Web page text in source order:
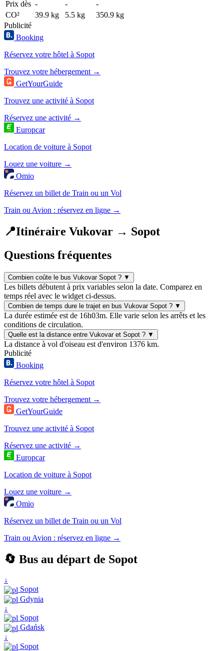
Prix dès - -
-
CO²
39.9 kg 5.5 kg
350.9 kg
Publicité
Booking
Réservez votre hôtel à Sopot
Trouvez votre hébergement →
GetYourGuide
Trouvez une activité à Sopot
Réservez une activité →
Europcar
Location de voiture à Sopot
Louez une voiture →
Omio
Réservez un billet de Train ou un Vol
Train ou Avion : réservez en ligne →
📍Itinéraire Vukovar → Sopot
Questions fréquentes
Combien coûte le bus Vukovar Sopot ? ▼
Les billets débutent à prix variables selon la date. Comparez en
temps réel avec le widget ci-dessus.
Combien de temps dure le trajet en bus Vukovar Sopot ? ▼
La durée estimée est de 16h03m. Elle varie selon les arrêts et les
conditions de circulation.
Quelle est la distance entre Vukovar et Sopot ? ▼
La distance à vol d'oiseau est d'environ 1376 km.
Publicité
Booking
Réservez votre hôtel à Sopot
Trouvez votre hébergement →
GetYourGuide
Trouvez une activité à Sopot
Réservez une activité →
Europcar
Location de voiture à Sopot
Louez une voiture →
Omio
Réservez un billet de Train ou un Vol
Train ou Avion : réservez en ligne →
🔄 Bus au départ de Sopot
↓
Sopot
Gdynia
↓
Sopot
Gdańsk
↓
Sopot